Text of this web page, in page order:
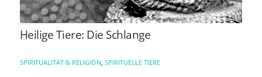
Heilige Tiere: Die Schlange
SPIRITUALITÄT & RELIGION, SPIRITUELLE TIERE